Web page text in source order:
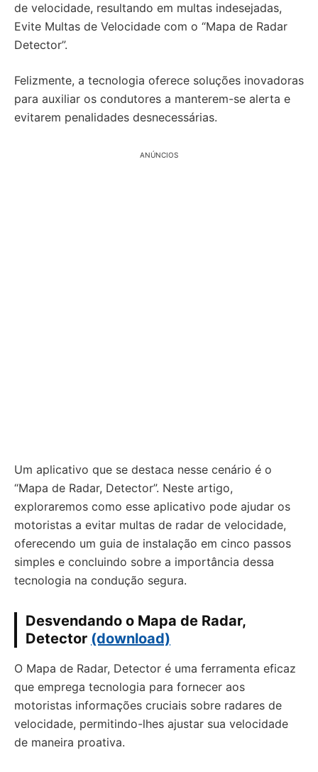
de velocidade, resultando em multas indesejadas,
Evite Multas de Velocidade com o “Mapa de Radar
Detector”.
Felizmente, a tecnologia oferece soluções inovadoras
para auxiliar os condutores a manterem-se alerta e
evitarem penalidades desnecessárias.
ANÚNCIOS
Um aplicativo que se destaca nesse cenário é o
“Mapa de Radar, Detector”. Neste artigo,
exploraremos como esse aplicativo pode ajudar os
motoristas a evitar multas de radar de velocidade,
oferecendo um guia de instalação em cinco passos
simples e concluindo sobre a importância dessa
tecnologia na condução segura.
Desvendando o Mapa de Radar,
Detector (download)
O Mapa de Radar, Detector é uma ferramenta eficaz
que emprega tecnologia para fornecer aos
motoristas informações cruciais sobre radares de
velocidade, permitindo-lhes ajustar sua velocidade
de maneira proativa.